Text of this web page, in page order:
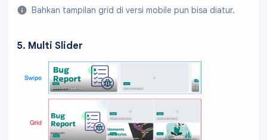
Bahkan tampilan grid di versi mobile pun bisa diatur.
5. Multi Slider